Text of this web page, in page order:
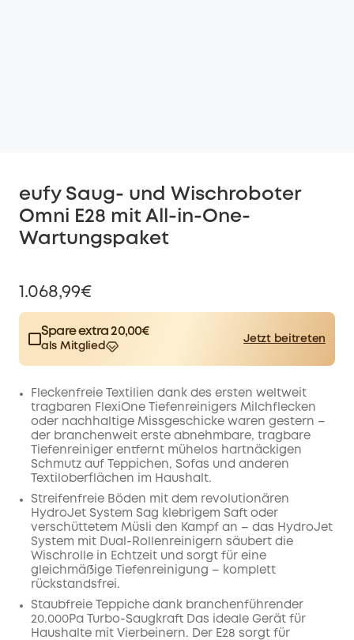
eufy Saug- und Wischroboter
Omni E28 mit All-in-One-
Wartungspaket
1.068,99€
Spare extra 20,00€
als Mitglied
Jetzt beitreten
Plus Member $15.00
worth more than 20,00€
Other Benefits
Fleckenfreie Textilien dank des ersten weltweit
tragbaren FlexiOne Tiefenreinigers Milchflecken
oder nachhaltige Missgeschicke waren gestern –
der branchenweit erste abnehmbare, tragbare
Tiefenreiniger entfernt mühelos hartnäckigen
Schmutz auf Teppichen, Sofas und anderen
Textiloberflächen im Haushalt.
Streifenfreie Böden mit dem revolutionären
HydroJet System Sag klebrigem Saft oder
verschüttetem Müsli den Kampf an – das HydroJet
System mit Dual-Rollenreinigern säubert die
Wischrolle in Echtzeit und sorgt für eine
gleichmäßige Tiefenreinigung – komplett
rückstandsfrei.
Staubfreie Teppiche dank branchenführender
20.000Pa Turbo-Saugkraft Das ideale Gerät für
Haushalte mit Vierbeinern. Der E28 sorgt für